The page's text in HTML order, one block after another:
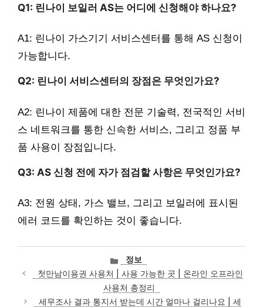
Q1: 린나이 보일러 AS는 어디에 신청해야 하나요?
A1: 린나이 가스기기 서비스센터를 통해 AS 신청이
가능합니다.
Q2: 린나이 서비스센터의 장점은 무엇인가요?
A2: 린나이 제품에 대한 전문 기술력, 전국적인 서비
스 네트워크를 통한 신속한 서비스, 그리고 정품 부
품 사용이 장점입니다.
Q3: AS 신청 전에 자가 점검할 사항은 무엇인가요?
A3: 전원 상태, 가스 밸브, 그리고 보일러에 표시된
에러 코드를 확인하는 것이 좋습니다.
카
테
고
리
정보
첫만남이용권 사용처 | 사용 가능한 곳 | 온라인 오프라인
사용처 총정리
세무조사 결과 통지서 받는데 시간 얼마나 걸리나요 | 세